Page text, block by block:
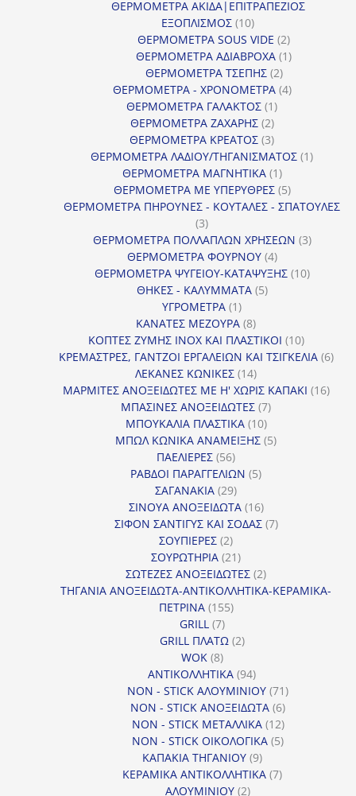
προϊόν
ΘΕΡΜΟΜΕΤΡΑ ΑΚΙΔΑ|ΕΠΙΤΡΑΠΕΖΙΟΣ
ΕΞΟΠΛΙΣΜΟΣ 1010
προϊόντα
ΘΕΡΜΟΜΕΤΡΑ SOUS VIDE 22
προϊόντα
ΘΕΡΜΟΜΕΤΡΑ ΑΔΙΑΒΡΟΧΑ 11
ΘΕΡΜΟΜΕΤΡΑ ΤΣΕΠΗΣ 22
προϊόντα
ΘΕΡΜΟΜΕΤΡΑ - ΧΡΟΝΟΜΕΤΡΑ 44
ΘΕΡΜΟΜΕΤΡΑ ΓΑΛΑΚΤΟΣ 11
προϊόν
ΘΕΡΜΟΜΕΤΡΑ ΖΑΧΑΡΗΣ 22
προϊόντα
ΘΕΡΜΟΜΕΤΡΑ ΚΡΕΑΤΟΣ 33
προϊόντα
ΘΕΡΜΟΜΕΤΡΑ ΛΑΔΙΟΥ/ΤΗΓΑΝΙΣΜΑΤΟΣ 11
ΘΕΡΜΟΜΕΤΡΑ ΜΑΓΝΗΤΙΚΑ 11
προϊόν
ΘΕΡΜΟΜΕΤΡΑ ΜΕ ΥΠΕΡΥΘΡΕΣ 55
προϊόντα
ΘΕΡΜΟΜΕΤΡΑ ΠΗΡΟΥΝΕΣ - ΚΟΥΤΑΛΕΣ - ΣΠΑΤΟΥΛΕΣ
33
προϊόντα
ΘΕΡΜΟΜΕΤΡΑ ΠΟΛΛΑΠΛΩΝ ΧΡΗΣΕΩΝ 33
ΘΕΡΜΟΜΕΤΡΑ ΦΟΥΡΝΟΥ 44
προϊόντα
ΘΕΡΜΟΜΕΤΡΑ ΨΥΓΕΙΟΥ-ΚΑΤΑΨΥΞΗΣ 1010
ΘΗΚΕΣ - ΚΑΛΥΜΜΑΤΑ 55
ΥΓΡΟΜΕΤΡΑ 11
προϊόν
ΚΑΝΑΤΕΣ ΜΕΖΟΥΡΑ 88
προϊόντα
ΚΟΠΤΕΣ ΖΥΜΗΣ INOX ΚΑΙ ΠΛΑΣΤΙΚΟΙ 1010
προϊόντα
ΚΡΕΜΑΣΤΡΕΣ, ΓΑΝΤΖΟΙ ΕΡΓΑΛΕΙΩΝ ΚΑΙ ΤΣΙΓΚΕΛΙΑ 66
ΛΕΚΑΝΕΣ ΚΩΝΙΚΕΣ 1414
προϊόντα
ΜΑΡΜΙΤΕΣ ΑΝΟΞΕΙΔΩΤΕΣ ΜΕ Η' ΧΩΡΙΣ ΚΑΠΑΚΙ 1616
ΜΠΑΣΙΝΕΣ ΑΝΟΞΕΙΔΩΤΕΣ 77
ΜΠΟΥΚΑΛΙΑ ΠΛΑΣΤΙΚΑ 1010
προϊόντα
ΜΠΩΛ ΚΩΝΙΚΑ ΑΝΑΜΕΙΞΗΣ 55
ΠΑΕΛΙΕΡΕΣ 5656
προϊόντα
ΡΑΒΔΟΙ ΠΑΡΑΓΓΕΛΙΩΝ 55
ΣΑΓΑΝΑΚΙΑ 2929
προϊόντα
ΣΙΝΟΥΑ ΑΝΟΞΕΙΔΩΤΑ 1616
προϊόντα
ΣΙΦΟΝ ΣΑΝΤΙΓΥΣ ΚΑΙ ΣΟΔΑΣ 77
ΣΟΥΠΙΕΡΕΣ 22
προϊόντα
ΣΟΥΡΩΤΗΡΙΑ 2121
προϊόντα
ΣΩΤΕΖΕΣ ΑΝΟΞΕΙΔΩΤΕΣ 22
προϊόντα
ΤΗΓΑΝΙΑ ΑΝΟΞΕΙΔΩΤΑ-ΑΝΤΙΚΟΛΛΗΤΙΚΑ-ΚΕΡΑΜΙΚΑ-
ΠΕΤΡΙΝΑ 155155
GRILL 77
προϊόντα
GRILL ΠΛΑΤΩ 22
WOK 88
προϊόντα
ΑΝΤΙΚΟΛΛΗΤΙΚΑ 9494
προϊόντα
NON - STICK ΑΛΟΥΜΙΝΙΟΥ 7171
προϊόντα
NON - STICK ΑΝΟΞΕΙΔΩΤΑ 66
προϊόντα
NON - STICK ΜΕΤΑΛΛΙΚΑ 1212
προϊόντα
NON - STICK ΟΙΚΟΛΟΓΙΚΑ 55
ΚΑΠΑΚΙΑ ΤΗΓΑΝΙΟΥ 99
προϊόντα
ΚΕΡΑΜΙΚΑ ΑΝΤΙΚΟΛΛΗΤΙΚΑ 77
ΑΛΟΥΜΙΝΙΟΥ 22